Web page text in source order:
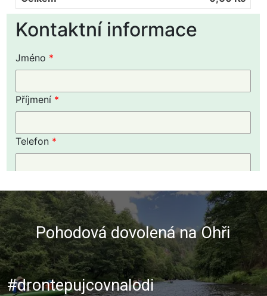
Pohodová dovolená na Ohři
#drontepujcovnalodi